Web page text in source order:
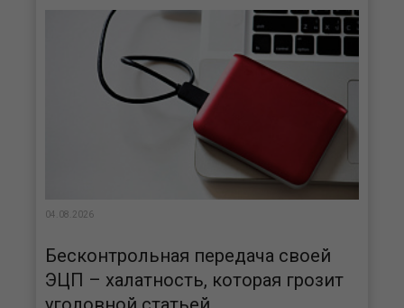
04.08.2026
Бесконтрольная передача своей
ЭЦП – халатность, которая грозит